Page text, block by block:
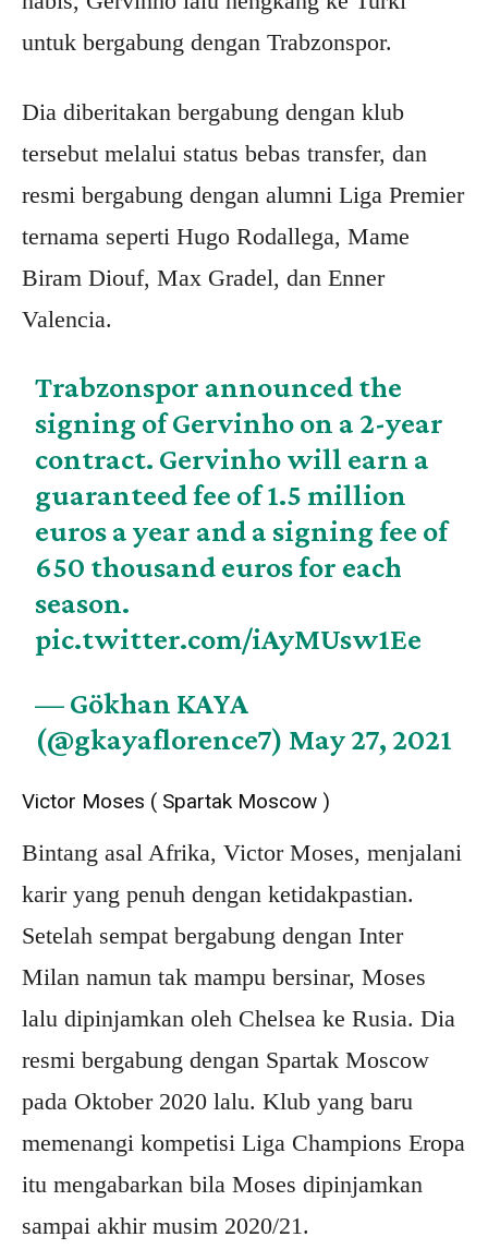
untuk bergabung dengan Trabzonspor.
Dia diberitakan bergabung dengan klub
tersebut melalui status bebas transfer, dan
resmi bergabung dengan alumni Liga Premier
ternama seperti Hugo Rodallega, Mame
Biram Diouf, Max Gradel, dan Enner
Valencia.
Trabzonspor announced the
signing of Gervinho on a 2-year
contract. Gervinho will earn a
guaranteed fee of 1.5 million
euros a year and a signing fee of
650 thousand euros for each
season.
pic.twitter.com/iAyMUsw1Ee
— Gökhan KAYA
(@gkayaflorence7) May 27, 2021
Victor Moses ( Spartak Moscow )
Bintang asal Afrika, Victor Moses, menjalani
karir yang penuh dengan ketidakpastian.
Setelah sempat bergabung dengan Inter
Milan namun tak mampu bersinar, Moses
lalu dipinjamkan oleh Chelsea ke Rusia. Dia
resmi bergabung dengan Spartak Moscow
pada Oktober 2020 lalu. Klub yang baru
memenangi kompetisi Liga Champions Eropa
itu mengabarkan bila Moses dipinjamkan
sampai akhir musim 2020/21.